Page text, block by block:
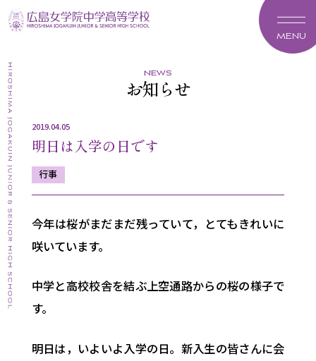
MENU
news
お知らせ
2019.04.05
明日は入学の日です
行事
今年は桜がまだまだ残っていて，とてもきれいに
咲いています。
中学と高校校舎を結ぶ上空通路からの桜の様子で
す。
明日は，いよいよ入学の日。新入生の皆さんに会